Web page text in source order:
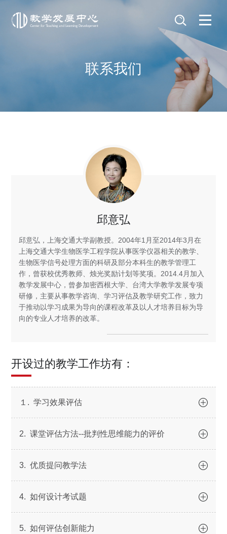
联系我们
邱意弘
邱意弘，上海交通大学副教授。2004年1月至2014年3月在
上海交通大学生物医学工程学院从事医学仪器相关的教学、
生物医学信号处理方面的科研及部分本科生的教学管理工
作，曾获校优秀教师、烛光奖励计划等奖项。2014.4月加入
教学发展中心，曾参加密西根大学、台湾大学教学发展专项
研修，主要从事教学咨询、学习评估及教学研究工作，致力
于推动以学习成果为导向的课程改革及以人才培养目标为导
向的专业人才培养的改革。
开设过的教学工作坊有：
１. 学习效果评估
2. 课堂评估方法--批判性思维能力的评价
3. 优质提问教学法
4. 如何设计考试题
5. 如何评估创新能力